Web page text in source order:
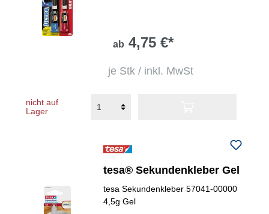
ab 4,75 €*
je Stk / inkl. MwSt
nicht auf
Lager
tesa® Sekundenkleber Gel
tesa Sekundenkleber 57041-00000
4,5g Gel